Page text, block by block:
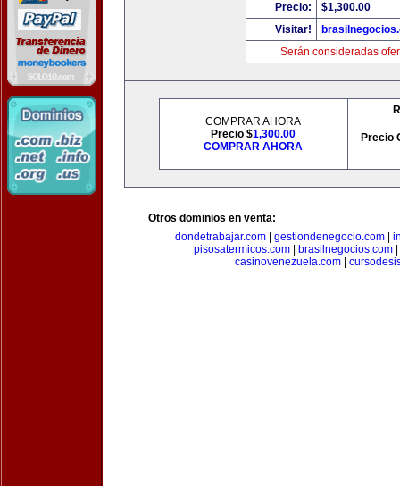
Precio:
$1,300.00
Visitar!
Serán consideradas
COMPRAR AHORA
Precio $1,300.00
COMPRAR AHORA
Precio
Otros dominios en venta:
dondetrabajar.com| gestiondenegocio.com|
pisosatermicos.com
brasilnegocios.com
casinovenezuela.com